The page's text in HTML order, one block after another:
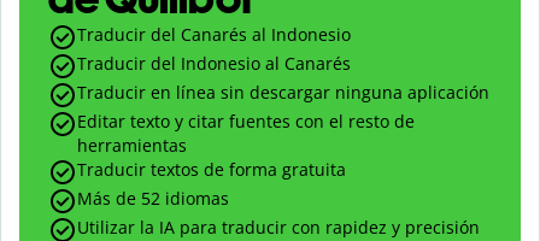
Traducir del Canarés al Indonesio
Traducir del Indonesio al Canarés
Traducir en línea sin descargar ninguna aplicación
Editar texto y citar fuentes con el resto de
herramientas
Traducir textos de forma gratuita
Más de 52 idiomas
Utilizar la IA para traducir con rapidez y precisión